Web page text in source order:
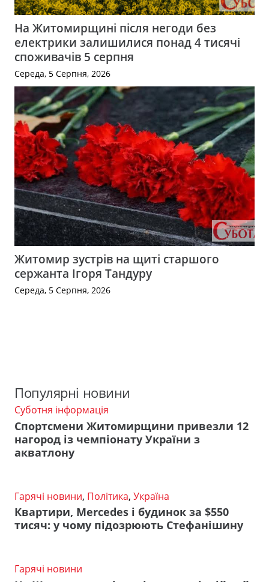
На Житомирщині після негоди без
електрики залишилися понад 4 тисячі
споживачів 5 серпня
Середа, 5 Серпня, 2026
Житомир зустрів на щиті старшого
сержанта Ігоря Тандуру
Середа, 5 Серпня, 2026
Популярні новини
Суботня інформація
Спортсмени Житомирщини привезли 12
нагород із чемпіонату України з
акватлону
Гарячі новини, Політика, Україна
Квартири, Mercedes і будинок за $550
тисяч: у чому підозрюють Стефанішину
Гарячі новини